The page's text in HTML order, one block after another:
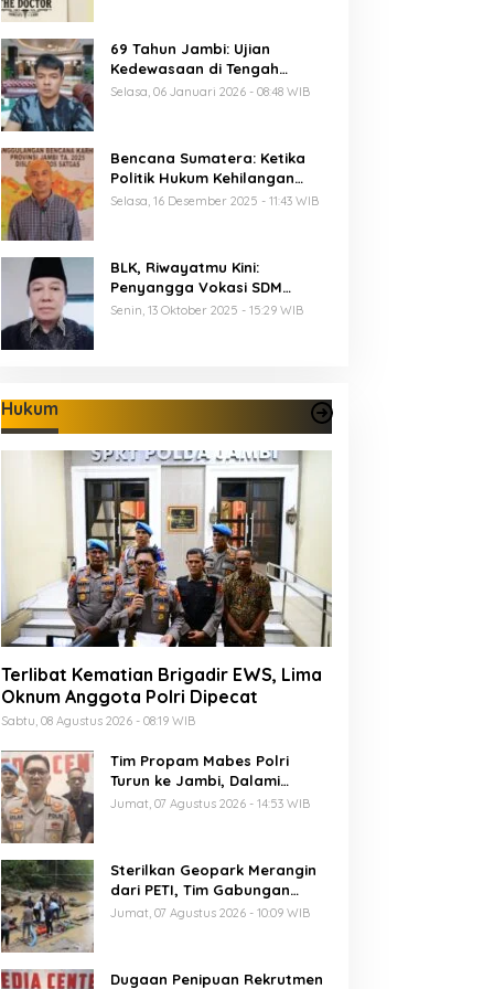
69 Tahun Jambi: Ujian
Kedewasaan di Tengah
Keterbatasan Anggaran
Selasa, 06 Januari 2026 - 08:48 WIB
Bencana Sumatera: Ketika
Politik Hukum Kehilangan
Arah dan Negara Kehilangan
Selasa, 16 Desember 2025 - 11:43 WIB
BLK, Riwayatmu Kini:
Penyangga Vokasi SDM
Provinsi Jambi
Senin, 13 Oktober 2025 - 15:29 WIB
Hukum
Terlibat Kematian Brigadir EWS, Lima
Oknum Anggota Polri Dipecat
Sabtu, 08 Agustus 2026 - 08:19 WIB
Tim Propam Mabes Polri
Turun ke Jambi, Dalami
Dugaan Penipuan Rekrutmen
Jumat, 07 Agustus 2026 - 14:53 WIB
Sterilkan Geopark Merangin
dari PETI, Tim Gabungan
Temukan Empat Rakit
Jumat, 07 Agustus 2026 - 10:09 WIB
Dugaan Penipuan Rekrutmen